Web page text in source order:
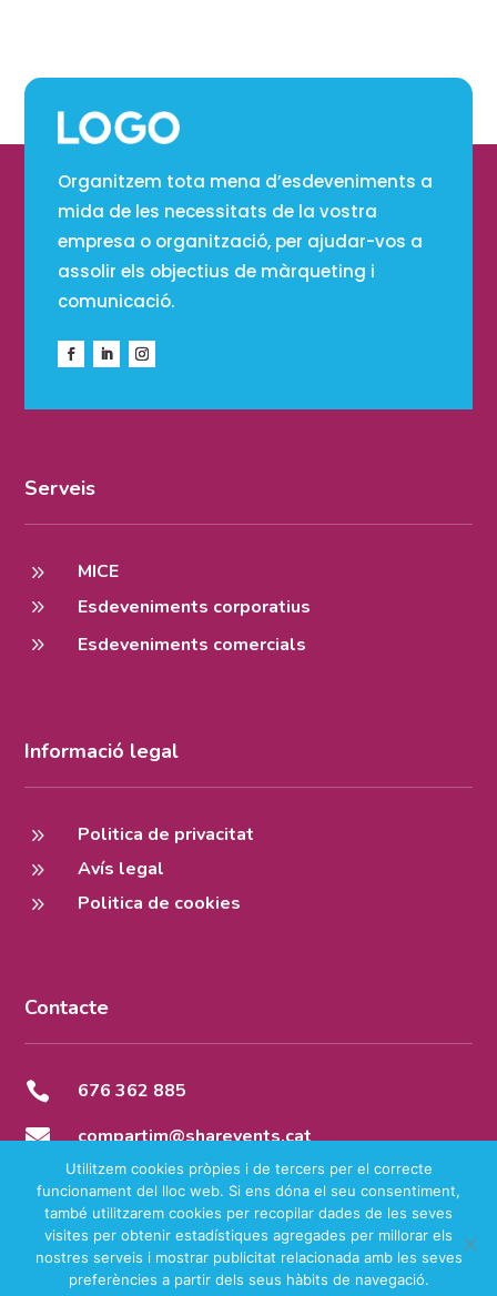
Organitzem tota mena d’esdeveniments a
mida de les necessitats de la vostra
empresa o organització, per ajudar-vos a
assolir els objectius de màrqueting i
comunicació.
Serveis
9
MICE
9
Esdeveniments corporatius
9
Esdeveniments comercials
Informació legal
9
Politica de privacitat
9
Avís legal
9
Politica de cookies
Contacte

676 362 885

compartim@sharevents.cat
Copyright © 2025 – Share Events Tots els drets reservats
Utilitzem cookies pròpies i de tercers per el correcte
funcionament del lloc web. Si ens dóna el seu consentiment,
també utilitzarem cookies per recopilar dades de les seves
visites per obtenir estadístiques agregades per millorar els
nostres serveis i mostrar publicitat relacionada amb les seves
preferències a partir dels seus hàbits de navegació.